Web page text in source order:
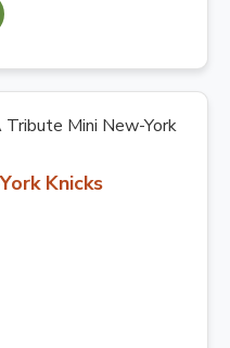
Knicks